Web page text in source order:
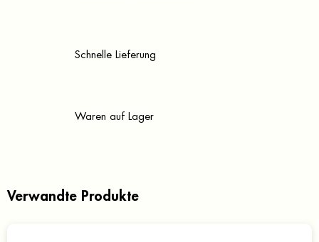
Schnelle Lieferung
Waren auf Lager
Verwandte Produkte